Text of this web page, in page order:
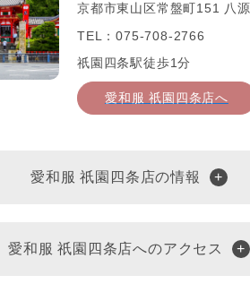
京都市東山区常盤町151 八
TEL：075-708-2766
祇園四条駅徒歩1分
愛和服 祇園四条店へ
愛和服 祇園四条店の情報
愛和服 祇園四条店へのアクセス